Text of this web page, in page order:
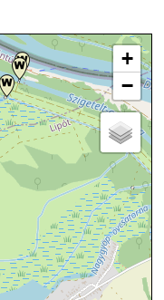
+
−